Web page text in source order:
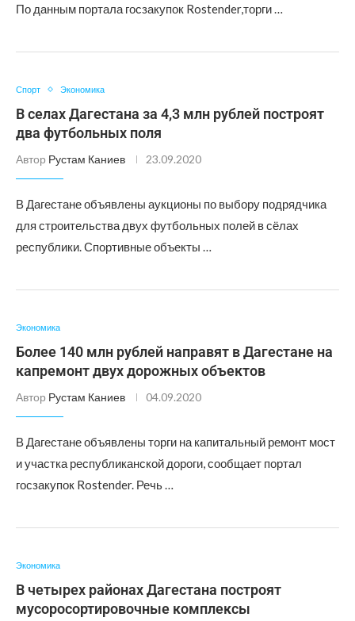
По данным портала госзакупок Rostender,торги …
Спорт Экономика
В селах Дагестана за 4,3 млн рублей построят
два футбольных поля
Автор Рустам Каниев 23.09.2020
В Дагестане объявлены аукционы по выбору подрядчика
для строительства двух футбольных полей в сёлах
республики. Спортивные объекты …
Экономика
Более 140 млн рублей направят в Дагестане на
капремонт двух дорожных объектов
Автор Рустам Каниев 04.09.2020
В Дагестане объявлены торги на капитальный ремонт мост
и участка республиканской дороги, сообщает портал
госзакупок Rostender. Речь …
Экономика
В четырех районах Дагестана построят
мусоросортировочные комплексы